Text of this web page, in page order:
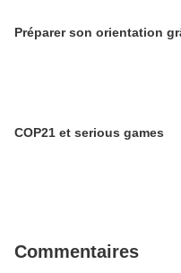
Préparer son orientation
COP21 et serious games
Commentaires